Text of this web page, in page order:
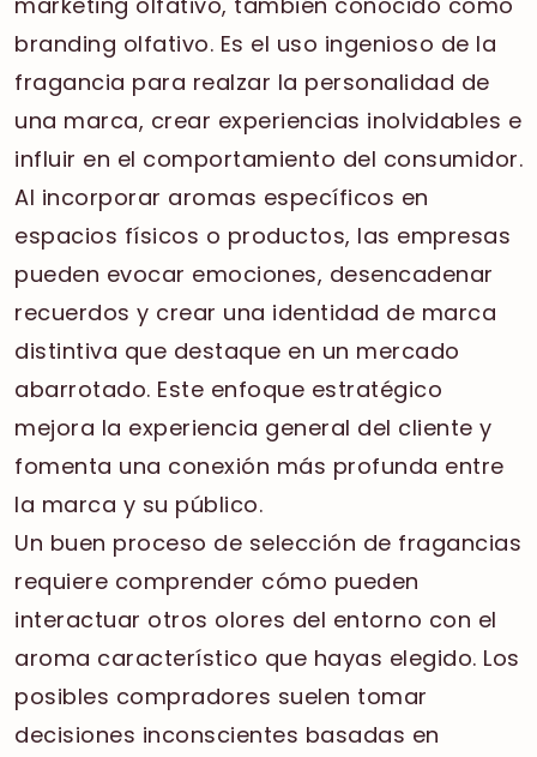
branding olfativo. Es el uso ingenioso de la
fragancia para realzar la personalidad de
una marca, crear experiencias inolvidables e
influir en el comportamiento del consumidor.
Al incorporar aromas específicos en
espacios físicos o productos, las empresas
pueden evocar emociones, desencadenar
recuerdos y crear una identidad de marca
distintiva que destaque en un mercado
abarrotado. Este enfoque estratégico
mejora la experiencia general del cliente y
fomenta una conexión más profunda entre
la marca y su público.
Un buen proceso de selección de fragancias
requiere comprender cómo pueden
interactuar otros olores del entorno con el
aroma característico que hayas elegido. Los
posibles compradores suelen tomar
decisiones inconscientes basadas en